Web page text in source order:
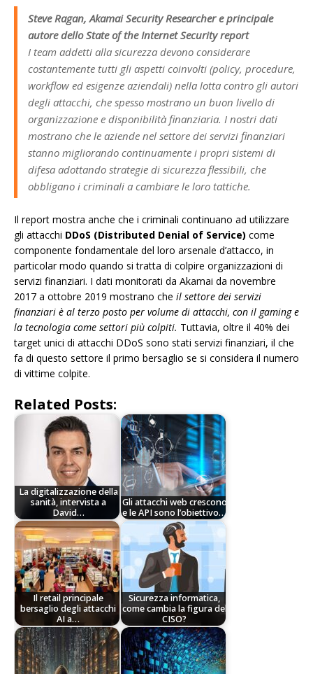
Steve Ragan, Akamai Security Researcher e principale
autore dello State of the Internet Security report
I team addetti alla sicurezza devono considerare
costantemente tutti gli aspetti coinvolti (policy, procedure,
workflow ed esigenze aziendali) nella lotta contro gli autori
degli attacchi, che spesso mostrano un buon livello di
organizzazione e disponibilità finanziaria. I nostri dati
mostrano che le aziende nel settore dei servizi finanziari
stanno migliorando continuamente i propri sistemi di
difesa adottando strategie di sicurezza flessibili, che
obbligano i criminali a cambiare le loro tattiche.
Il report mostra anche che i criminali continuano ad utilizzare
gli attacchi DDoS (Distributed Denial of Service) come
componente fondamentale del loro arsenale d’attacco, in
particolar modo quando si tratta di colpire organizzazioni di
servizi finanziari. I dati monitorati da Akamai da novembre
2017 a ottobre 2019 mostrano che il settore dei servizi
finanziari è al terzo posto per volume di attacchi, con il gaming e
la tecnologia come settori più colpiti. Tuttavia, oltre il 40% dei
target unici di attacchi DDoS sono stati servizi finanziari, il che
fa di questo settore il primo bersaglio se si considera il numero
di vittime colpite.
Related Posts:
La digitalizzazione della
sanità, intervista a
David…
Gli attacchi web crescono
e le API sono l’obiettivo…
Il retail principale
bersaglio degli attacchi
AI a…
Sicurezza informatica,
come cambia la figura del
CISO?